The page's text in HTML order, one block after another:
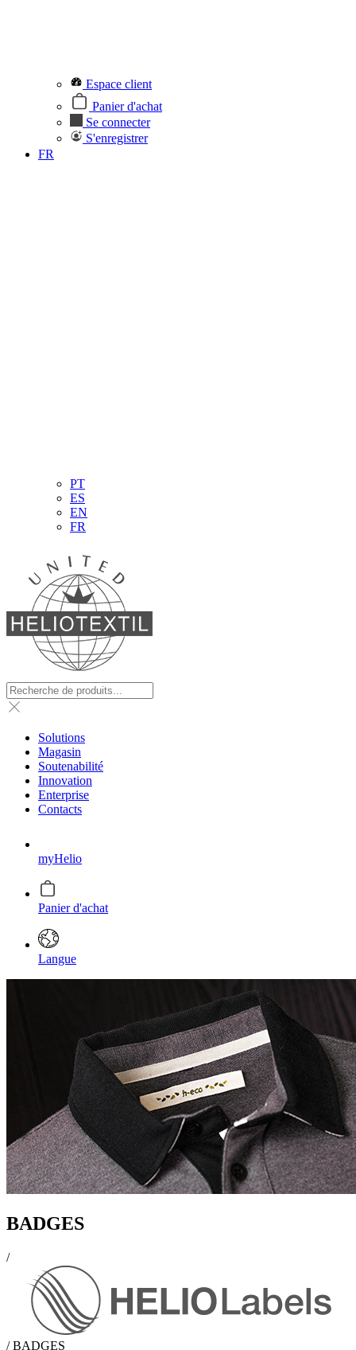
Espace client
Panier d'achat
Se connecter
S'enregistrer
FR
PT
ES
EN
FR
Solutions
Magasin
Soutenabilité
Innovation
Enterprise
Contacts
myHelio
Panier d'achat
Langue
BADGES
/
/BADGES